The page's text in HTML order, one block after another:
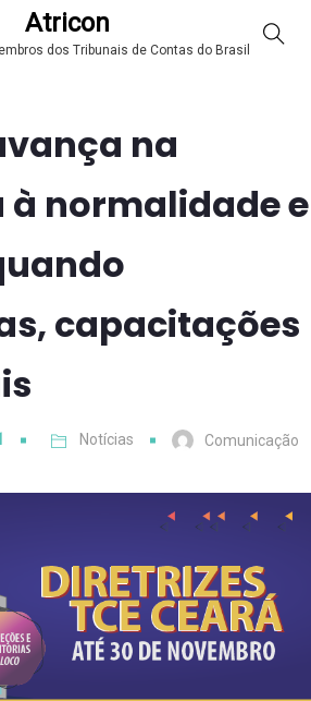
Atricon
dos Tribunais de Contas do Brasil
na
normalidade e
capacitações
Notícias Comunicação